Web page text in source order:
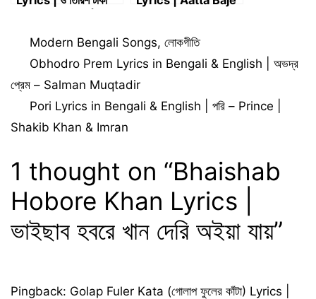
Lyrics | বাসুদেব দাস বাউল
| Hawa – হাওয়া
Categories
Modern Bengali Songs,লোকগীতি
Obhodro Prem Lyrics in Bengali & English | অভদ্র
প্রেম – Salman Muqtadir
Pori Lyrics in Bengali & English | পরি – Prince |
Shakib Khan & Imran
1 thought on “Bhaishab
Hobore Khan Lyrics |
ভাইছাব হবরে খান দেরি অইয়া যায়”
Pingback: Golap Fuler Kata (গোলাপ ফুলের কাঁটা) Lyrics |